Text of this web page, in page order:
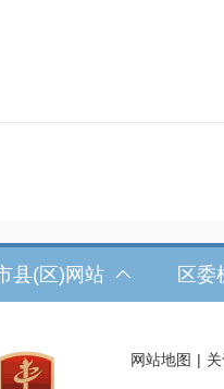
县(区)网站 区委
网站地图 |